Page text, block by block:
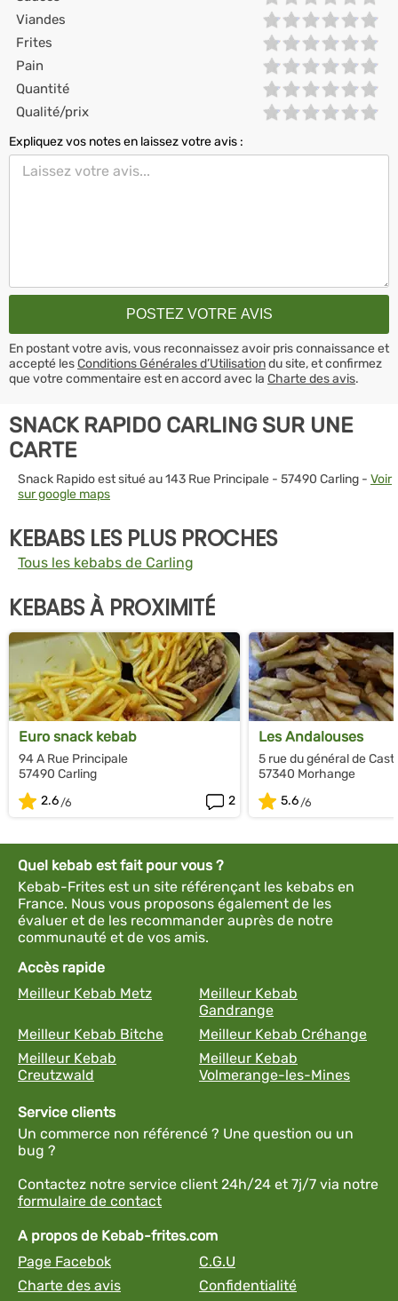
Viandes
Frites
Pain
Quantité
Qualité/prix
Expliquez vos notes en laissez votre avis :
En postant votre avis, vous reconnaissez avoir pris connaissance et
accepté lesConditions Générales d’Utilisationdu site, et confirmez
que votre commentaire est en accord avec la Charte des avis.
SNACK RAPIDO CARLING SUR UNE
CARTE
Snack Rapido est situé au 143 Rue Principale - 57490 Carling - Voir
sur google maps
KEBABS LES PLUS PROCHES
Tous les kebabs de Carling
KEBABS À PROXIMITÉ
Euro snack kebab
94 A Rue Principale
57490 Carling
2.6
2
Les Andalouses
5 rue du général de
57340 Morhange
5.6
Quel kebab est fait pour vous ?
Kebab-Frites est un site référençant les kebabs en
France. Nous vous proposons également de les
évaluer et de les recommander auprès de notre
communauté et de vos amis.
Accès rapide
Meilleur Kebab Metz
Meilleur Kebab
Gandrange
Meilleur Kebab Bitche
Meilleur Kebab Créhange
Meilleur Kebab
Creutzwald
Meilleur Kebab
Volmerange-les-Mines
Service clients
Un commerce non référencé ? Une question ou un
bug ?
Contactez notre service client 24h/24 et 7j/7 via notre
formulaire de contact
A propos de Kebab-frites.com
Page Facebok
C.G.U
Charte des avis
Confidentialité